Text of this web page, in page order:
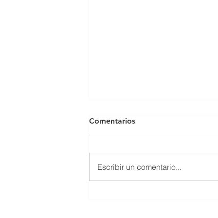
Feliz Navidad
Comentarios
Escribir un comentario...